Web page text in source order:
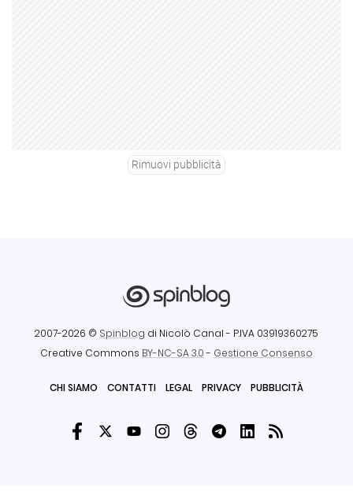
Rimuovi pubblicità
2007-2026 © Spinblog di Nicolò Canal - P.IVA 03919360275
Creative Commons BY-NC-SA 3.0- Gestione Consenso
CHI SIAMO CONTATTI LEGAL PRIVACY PUBBLICITÀ